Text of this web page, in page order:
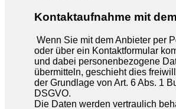
Kontaktaufnahme mit
Wenn Sie mit dem Anbieter per
oder über ein Kontaktformular
und dabei personenbezogene
übermitteln, geschieht dies
der Grundlage von Art. 6 Abs. 1
DSGVO.
Die Daten werden vertraulich